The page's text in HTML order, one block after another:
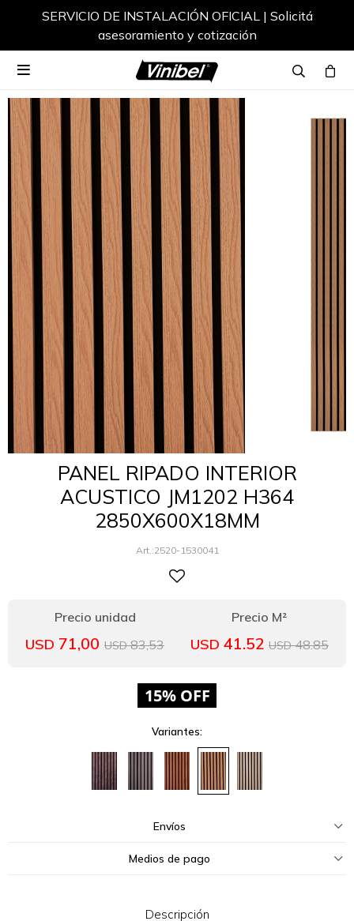
SERVICIO DE INSTALACIÓN OFICIAL | Solicitá
asesoramiento y cotización

PANEL RIPADO INTERIOR
ACUSTICO JM1202 H364
2850X600X18MM
2520-1530041
USD 71,00 USD 83,53 USD 41.52 USD 48.85
Variantes:
Envíos
Medios de pago
Descripción